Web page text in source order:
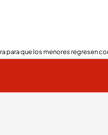
para que los menores regresen